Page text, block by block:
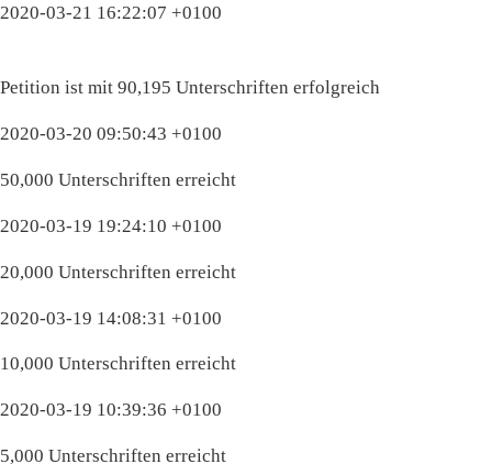
2020-03-21 16:22:07 +0100
Petition ist mit 90,195 Unterschriften erfolgreich
2020-03-20 09:50:43 +0100
50,000 Unterschriften erreicht
2020-03-19 19:24:10 +0100
20,000 Unterschriften erreicht
2020-03-19 14:08:31 +0100
10,000 Unterschriften erreicht
2020-03-19 10:39:36 +0100
5,000 Unterschriften erreicht